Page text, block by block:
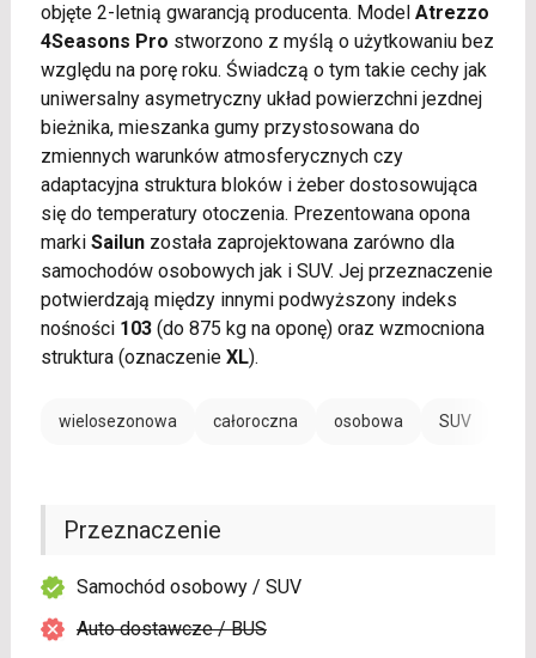
objęte 2-letnią gwarancją producenta. Model Atrezzo
4Seasons Pro stworzono z myślą o użytkowaniu bez
względu na porę roku. Świadczą o tym takie cechy jak
uniwersalny asymetryczny układ powierzchni jezdnej
bieżnika, mieszanka gumy przystosowana do
zmiennych warunków atmosferycznych czy
adaptacyjna struktura bloków i żeber dostosowująca
się do temperatury otoczenia. Prezentowana opona
marki Sailunzostała zaprojektowana zarówno dla
samochodów osobowych jak i SUV. Jej przeznaczenie
potwierdzają między innymi podwyższony indeks
nośności 103(do 875 kg na oponę) oraz wzmocniona
struktura (oznaczenie XL).
wielosezonowa całoroczna osobowa SUV
Przeznaczenie
Samochód osobowy / SUV
Auto dostawcze / BUS